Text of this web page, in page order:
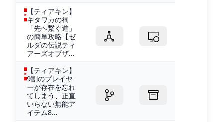
【ティアキン】
キタワカの祠
「先へ繋ぐ道」
の簡単攻略【ゼ
ルダの伝説ティ
アーズオブザ...
【ティアキン】
9割のプレイヤ
ーが存在を忘れ
てしまう、正直
いらない無能ア
イテム8...